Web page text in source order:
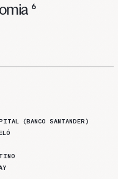
6
(BANCO SANTANDER)